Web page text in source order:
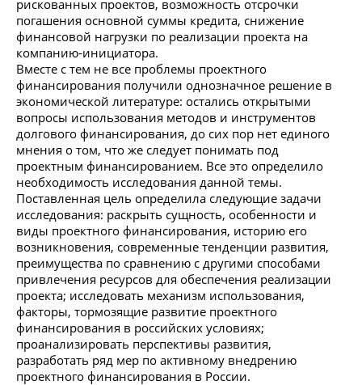
рискованных проектов, возможность отсрочки
погашения основной суммы кредита, снижение
финансовой нагрузки по реализации проекта на
компанию-инициатора.
Вместе с тем не все проблемы проектного
финансирования получили однозначное решение в
экономической литературе: остались открытыми
вопросы использования методов и инструментов
долгового финансирования, до сих пор нет единого
мнения о том, что же следует понимать под
проектным финансированием. Все это определило
необходимость исследования данной темы.
Поставленная цель определила следующие задачи
исследования: раскрыть сущность, особенности и
виды проектного финансирования, историю его
возникновения, современные тенденции развития,
преимущества по сравнению с другими способами
привлечения ресурсов для обеспечения реализации
проекта; исследовать механизм использования,
факторы, тормозящие развитие проектного
финансирования в российских условиях;
проанализировать перспективы развития,
разработать ряд мер по активному внедрению
проектного финансирования в России.